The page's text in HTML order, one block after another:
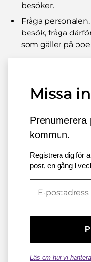
besöker.
Fråga
besök, fråga
som gäller på
Missa
Prenumerera
kommun.
Registrera dig för
post, en gång i
Läs om hur vi